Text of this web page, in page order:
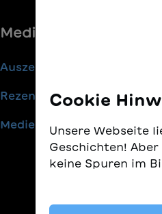
Media
Auszeichnungen
Rezensionen
Medienmitteilungen
Cookie
Unsere Webseite
Geschichten!
keine Spuren im
Wir nehmen den
gleichzeitig, dass